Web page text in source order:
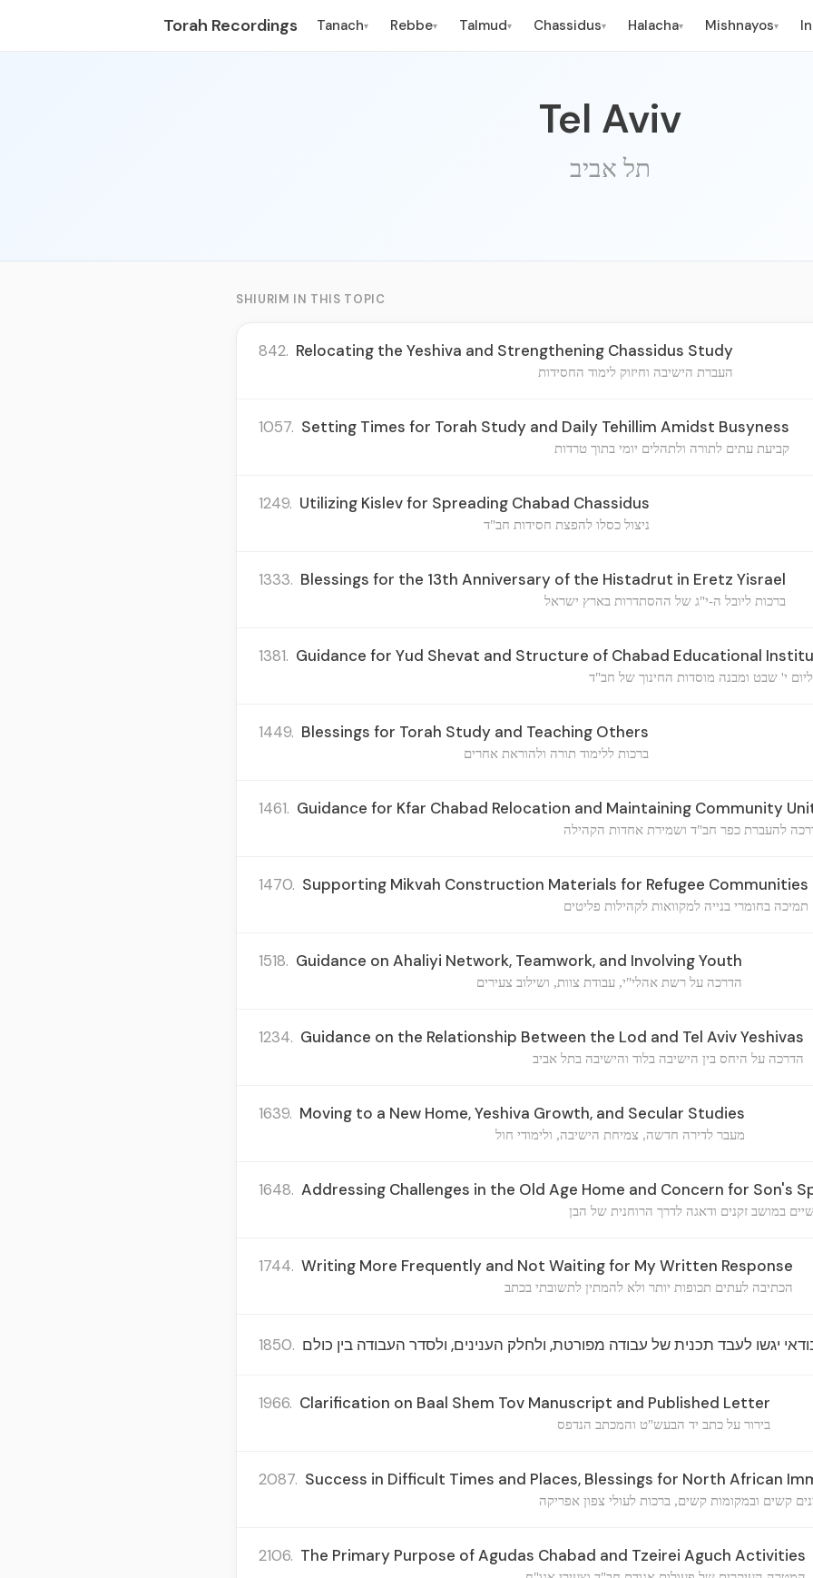
Torah Recordings Tanach▾ Rebbe▾ Talmud▾ Chassidus▾ Halacha▾ Mishnayos▾
Tel Aviv
תל אביב
SHIURIM IN THIS TOPIC
842. Relocating the Yeshiva and Strengthening Chassidus Study
העברת הישיבה וחיזוק לימוד החסידות
1057. Setting Times for Torah Study and Daily Tehillim Amidst Busyness
קביעת עתים לתורה ולתהלים יומי בתוך טרדות
1249. Utilizing Kislev for Spreading Chabad Chassidus
ניצול כסלו להפצת חסידות חב"ד
1333. Blessings for the 13th Anniversary of the Histadrut in Eretz Yisrael
ברכות ליובל ה-י"ג של ההסתדרות בארץ ישראל
1381. Guidance for Yud Shevat and Structure of Chabad Educational
י' שבט ומבנה מוסדות החינוך של חב"ד
1449. Blessings for Torah Study and Teaching Others
ברכות ללימוד תורה ולהוראת אחרים
1461. Guidance for Kfar Chabad Relocation and Maintaining Community
להעברת כפר חב"ד ושמירת אחדות הקהילה
1470. Supporting Mikvah Construction Materials for Refugee Communities
תמיכה בחומרי בנייה למקוואות לקהילות פליטים
1518. Guidance on Ahaliyi Network, Teamwork, and Involving Youth
הדרכה על רשת אהלי"י, עבודת צוות, ושילוב צעירים
1234. Guidance on the Relationship Between the Lod and Tel Aviv Yeshivas
הדרכה על היחס בין הישיבה בלוד והישיבה בתל אביב
1639. Moving to a New Home, Yeshiva Growth, and Secular Studies
מעבר לדירה חדשה, צמיחת הישיבה, ולימודי חול
1648. Addressing Challenges in the Old Age Home and Concern for Son's
במושב זקנים ודאגה לדרך הרוחנית של הבן
1744. Writing More Frequently and Not Waiting for My Written Response
הכתיבה לעתים תכופות יותר ולא להמתין לתשובתי בכתב
1850. יגשו לעבד תכנית של עבודה מפורטת, ולחלק הענינים, ולסדר העבודה בין כולם
1966. Clarification on Baal Shem Tov Manuscript and Published Letter
בירור על כתב יד הבעש"ט והמכתב הנדפס
2087. Success in Difficult Times and Places, Blessings for North African
קשים ובמקומות קשים, ברכות לעולי צפון אפריקה
2106. The Primary Purpose of Agudas Chabad and Tzeirei Aguch Activities